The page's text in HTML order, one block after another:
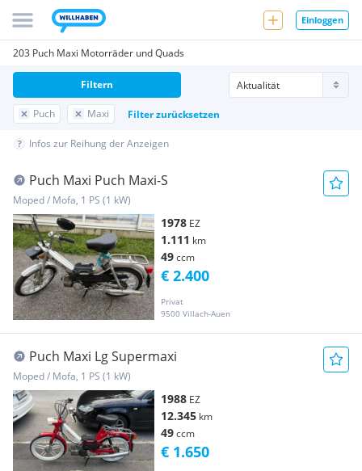
Einloggen
203 Puch Maxi Motorräder und Quads
Puch Maxi Filter zurücksetzen
Filtern
Infos zur Reihung der Anzeigen
Puch Maxi Puch Maxi-S
Moped / Mofa, 1 PS (1 kW)
1978 EZ
1.111 km
49ccm
Privat
9500 Villach-Auen
€ 2.400
Puch Maxi Lg Supermaxi
Moped / Mofa, 1 PS (1 kW)
1988 EZ
12.345 km
49ccm
€ 1.650